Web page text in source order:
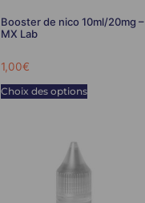
Booster de nico 10ml/20mg –
MX Lab
1,00€
Choix des options